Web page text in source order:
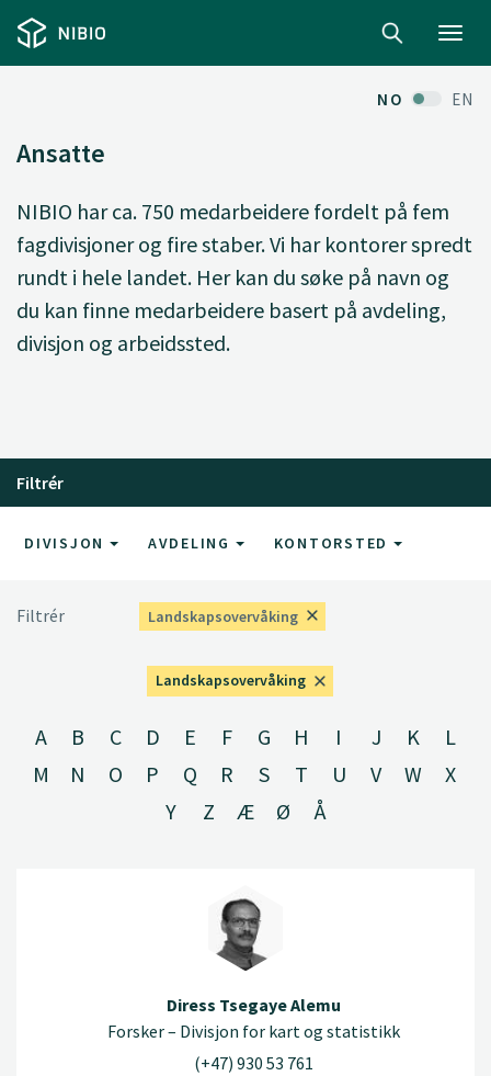
NO EN
Ansatte
NIBIO har ca. 750 medarbeidere fordelt på fem
fagdivisjoner og fire staber. Vi har kontorer spredt
rundt i hele landet. Her kan du søke på navn og
du kan finne medarbeidere basert på avdeling,
divisjon og arbeidssted.
Filtrér
DIVISJON AVDELING KONTORSTED
Filtrér Landskapsovervåking
Landskapsovervåking
A B C D E F G H I J K
L
M
N O P Q R S T U V W
X
Y
Z Æ Ø Å
Diress Tsegaye Alemu
Forsker – Divisjon for kart og statistikk
(+47) 930 53 761